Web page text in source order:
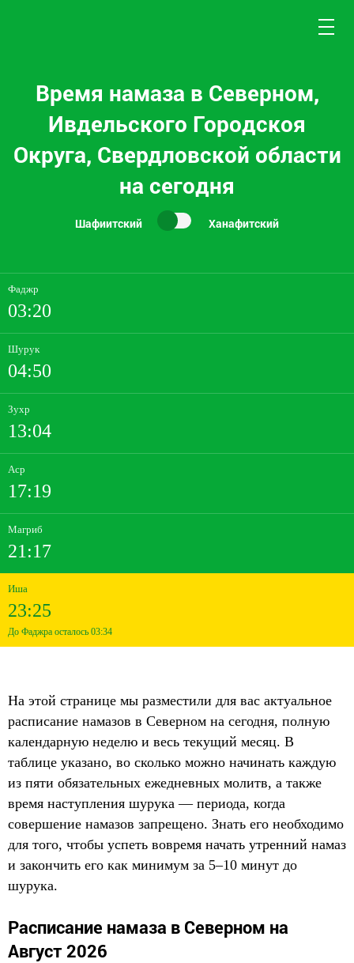
Время намаза в Северном,
Ивдельского Городскоя
Округа, Свердловской области
на сегодня
Шафиитский Ханафитский
Фаджр
03:20
Шурук
04:50
Зухр
13:04
Аср
17:19
Магриб
21:17
Иша
23:25
До Фаджра осталось 03:34
На этой странице мы разместили для вас актуальное
расписание намазов в Северном на сегодня, полную
календарную неделю и весь текущий месяц. В
таблице указано, во сколько можно начинать каждую
из пяти обязательных ежедневных молитв, а также
время наступления шурука — периода, когда
совершение намазов запрещено. Знать его необходимо
для того, чтобы успеть вовремя начать утренний намаз
и закончить его как минимум за 5–10 минут до
шурука.
Расписание намаза в Северном на
Август 2026